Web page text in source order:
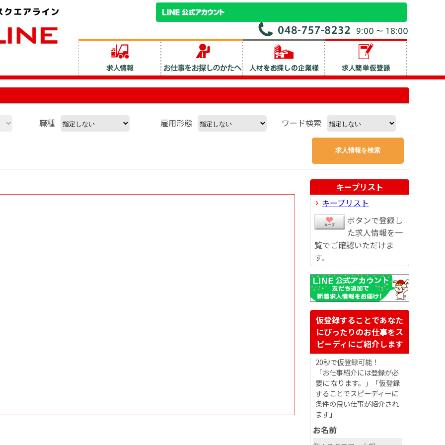
職種 雇用形態 ワード検索
キープリスト
キープリスト
ボタンで登録し
た求人情報を一
覧でご確認いただけま
す。
仮登録することであなた
にぴったりのお仕事をス
ピーディにご紹介します
20秒で仮登録可能！
「お仕事紹介には登録が必
要に なります。」「仮登録
することでスピーディーに
条件の良い仕事が紹介され
ます」
お名前